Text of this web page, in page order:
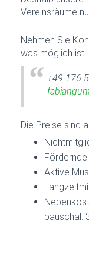
Vereinsräume
Nehmen Sie
was möglich ist:
+49 176
Die Preise sind
Aktive
pauschal: